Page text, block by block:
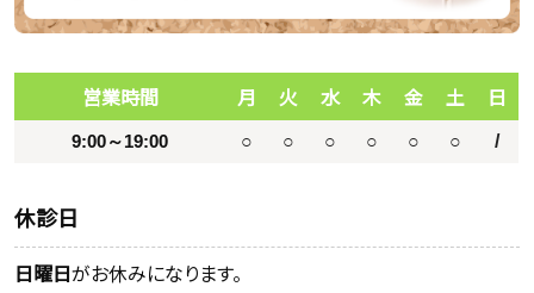
営業時間 月 火 水 木 金 土 日
9:00～19:00 ○ ○ ○ ○ ○ ○ /
休診日
日曜日がお休みになります。